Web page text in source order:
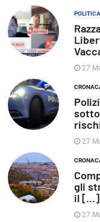
POLITICA
27
sotto
27
gli
il [...]
27